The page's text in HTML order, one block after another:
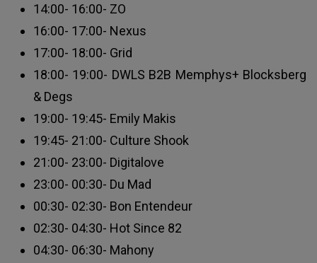
14:00- 16:00- ZO
16:00- 17:00- Nexus
17:00- 18:00- Grid
18:00- 19:00- DWLS B2B Memphys+ Blocksberg
& Degs
19:00- 19:45- Emily Makis
19:45- 21:00- Culture Shook
21:00- 23:00- Digitalove
23:00- 00:30- Du Mad
00:30- 02:30- Bon Entendeur
02:30- 04:30- Hot Since 82
04:30- 06:30- Mahony